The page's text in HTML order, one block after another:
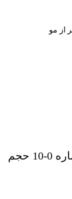
از مو
رنگ مو الوکسین سری طبیعی شماره 0-10 حجم